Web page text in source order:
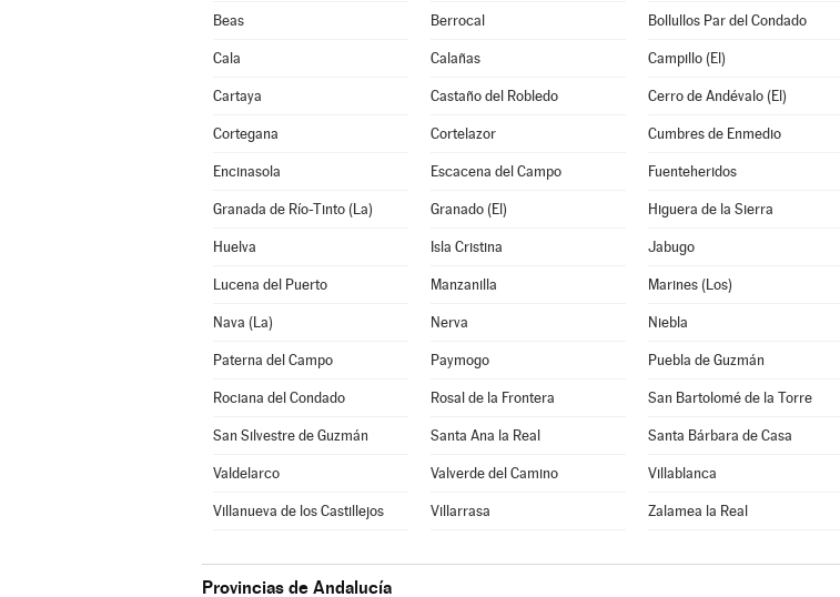
Beas Berrocal Bollullos Par del Condado
Cala Calañas Campillo (El)
Cartaya Castaño del Robledo Cerro de Andévalo (El)
Cortegana Cortelazor Cumbres de Enmedio
Encinasola Escacena del Campo Fuenteheridos
Granada de Río-Tinto (La) Granado (El) Higuera de la Sierra
Huelva Isla Cristina Jabugo
Lucena del Puerto Manzanilla Marines (Los)
Nava (La) Nerva Niebla
Paterna del Campo Paymogo Puebla de Guzmán
Rociana del Condado Rosal de la Frontera San Bartolomé de la Torre
San Silvestre de Guzmán Santa Ana la Real Santa Bárbara de Casa
Valdelarco Valverde del Camino Villablanca
Villanueva de los Castillejos Villarrasa Zalamea la Real
Provincias de Andalucía